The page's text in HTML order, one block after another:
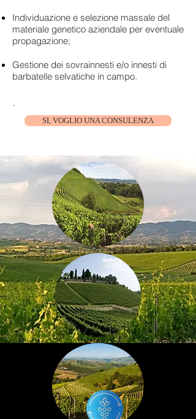
Individuazione e selezione massale del
materiale genetico aziendale per eventuale
propagazione;
Gestione dei sovrainnesti e/o innesti di
barbatelle selvatiche in campo.
.
SI, VOGLIO UNA CONSULENZA